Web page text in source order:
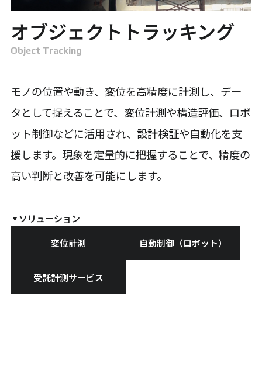
オブジェクトトラッキング
Object Tracking
モノの位置や動き、変位を高精度に計測し、デー
タとして捉えることで、変位計測や構造評価、ロボ
ット制御などに活用され、設計検証や自動化を支
援します。現象を定量的に把握することで、精度の
高い判断と改善を可能にします。
ソリューション
変位計測
自動制御（ロボット）
受託計測サービス